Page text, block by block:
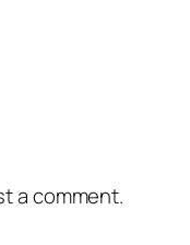
a comment.